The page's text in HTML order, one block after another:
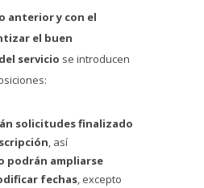
anterior y con el
el buen
servicio se introducen
solicitudes finalizado
, así
podrán ampliarse
fechas, excepto